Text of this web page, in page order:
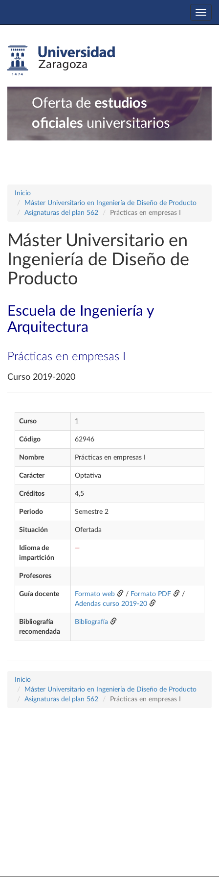
Oferta de estudios
oficiales universitarios
Inicio
Máster Universitario en Ingeniería de Diseño de Producto
Asignaturas del plan 562
Prácticas en empresas I
Máster Universitario en
Ingeniería de Diseño de
Producto
Escuela de Ingeniería y
Arquitectura
Prácticas en empresas I
Curso 2019-2020
Curso 1
Código 62946
Nombre Prácticas en empresas I
Carácter Optativa
Créditos 4,5
Periodo Semestre 2
Situación Ofertada
Idioma de
impartición
—
Profesores
Guía docente Formato web / Formato PDF
/
Adendas curso 2019-20
Bibliografía
recomendada
Bibliografía
Inicio
Máster Universitario en Ingeniería de Diseño de Producto
Asignaturas del plan 562
Prácticas en empresas I